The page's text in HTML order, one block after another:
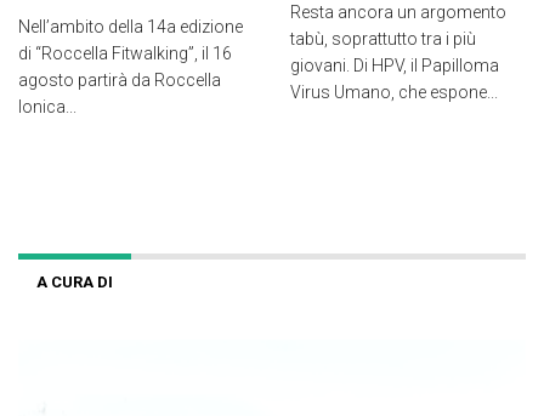
Nell’ambito della 14a edizione
di “Roccella Fitwalking”, il 16
agosto partirà da Roccella
Ionica...
Resta ancora un argomento
tabù, soprattutto tra i più
giovani. Di HPV, il Papilloma
Virus Umano, che espone...
A CURA DI